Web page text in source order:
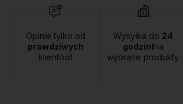
Opinie tylko od
prawdziwych
klientów!
Wysyłka do 24
godzin❗na
wybrane produkty.